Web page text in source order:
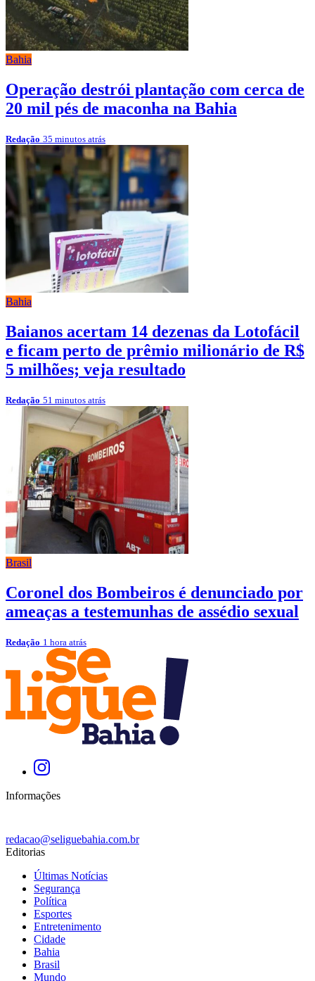
Bahia
Operação destrói plantação com cerca de
20 mil pés de maconha na Bahia
Redação 35 minutos atrás
Bahia
Baianos acertam 14 dezenas da Lotofácil
e ficam perto de prêmio milionário de R$
5 milhões; veja resultado
Redação 51 minutos atrás
Brasil
Coronel dos Bombeiros é denunciado por
ameaças a testemunhas de assédio sexual
Redação 1 hora atrás
Informações
redacao@seliguebahia.com.br
Editorias
Últimas Notícias
Segurança
Política
Esportes
Entretenimento
Cidade
Bahia
Brasil
Mundo